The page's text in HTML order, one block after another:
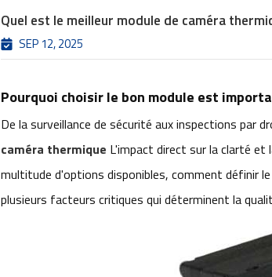
Quel est le meilleur module de caméra
SEP 12, 2025
Pourquoi choisir le bon module est
De la surveillance de sécurité aux inspections par
caméra thermique L'impact direct sur la clarté et
multitude d'options disponibles, comment définir
plusieurs facteurs critiques qui déterminent la